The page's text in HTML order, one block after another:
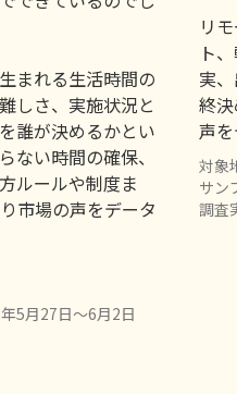
まれる生活時間の
しさ、実施状況と
誰が決めるかとい
ない時間の確保、
ルールや制度ま
市場の声をデータ
5月27日〜6月2日
リ
ト
実
終
声を
対象
サン
調査